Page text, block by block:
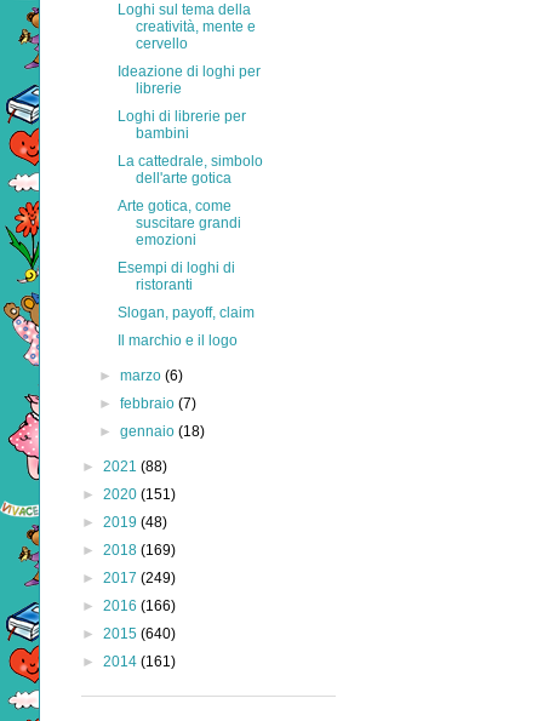
Loghi sul tema della
creatività, mente e
cervello
Ideazione di loghi per
librerie
Loghi di librerie per
bambini
La cattedrale, simbolo
dell'arte gotica
Arte gotica, come
suscitare grandi
emozioni
Esempi di loghi di
ristoranti
Slogan, payoff, claim
Il marchio e il logo
►marzo(6)
►febbraio(7)
►gennaio(18)
► 2021 (88)
► 2020 (151)
► 2019 (48)
► 2018 (169)
► 2017 (249)
► 2016 (166)
► 2015 (640)
► 2014 (161)